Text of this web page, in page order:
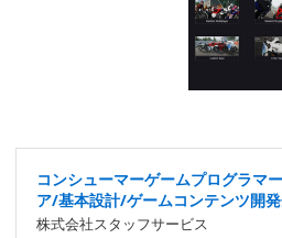
コンシューマーゲームプログラマ
ア/基本設計/ゲームコンテンツ開
株式会社スタッフサービス